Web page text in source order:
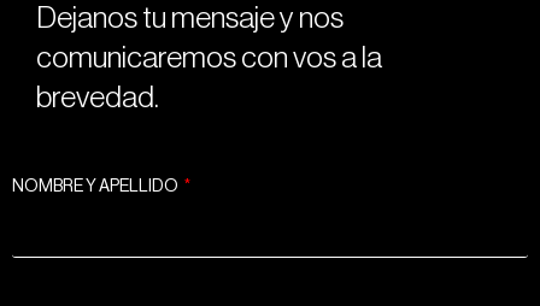
Dejanos tu mensaje y nos
comunicaremos con vos a la
brevedad.
NOMBRE Y APELLIDO